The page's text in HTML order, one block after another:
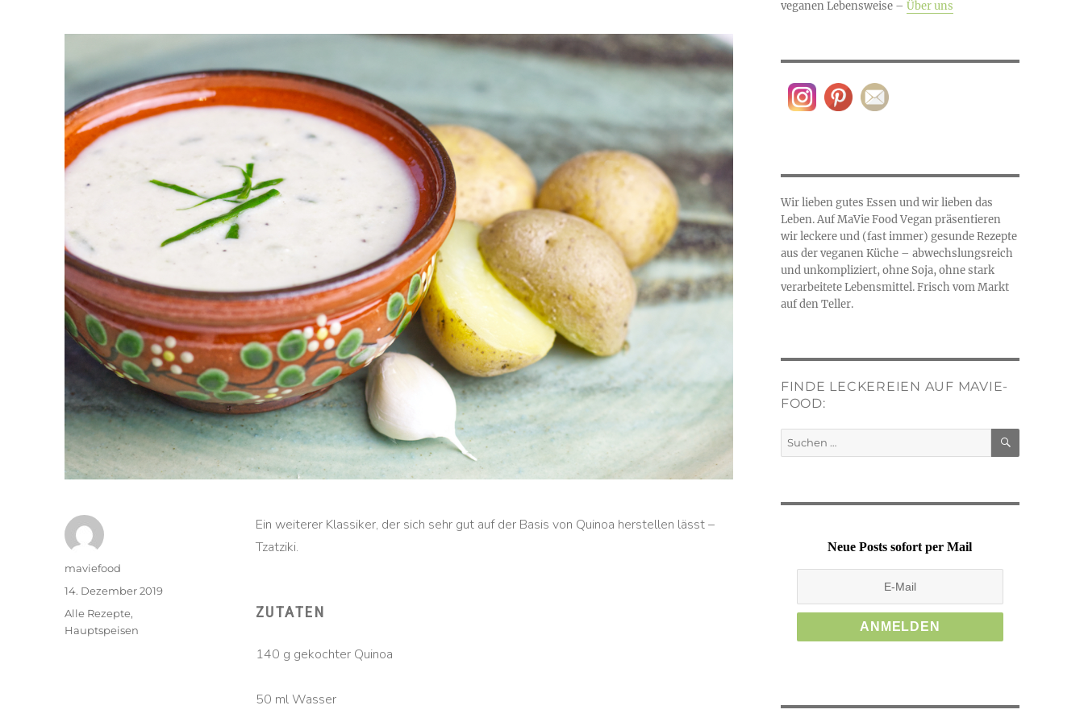
Ein weiterer Klassiker, der sich sehr gut auf der Basis von Quinoa herstellen lässt –
Tzatziki.
ZUTATEN
140 g gekochter Quinoa
50 ml Wasser
Autor
maviefood
Veröffentlicht
am
14. Dezember 2019
Kategorien
Alle Rezepte,
Hauptspeisen
veganen Lebensweise – Über uns
Wir lieben gutes Essen und wir lieben das
Leben. Auf MaVie Food Vegan präsentieren
wir leckere und (fast immer) gesunde Rezepte
aus der veganen Küche – abwechslungsreich
und unkompliziert, ohne Soja, ohne stark
verarbeitete Lebensmittel. Frisch vom Markt
auf den Teller.
FINDE LECKEREIEN AUF MAVIE-
FOOD:
Suchen
nach:
SUCHEN
Neue Posts sofort per Mail